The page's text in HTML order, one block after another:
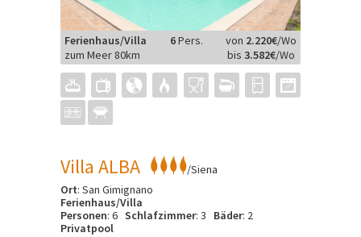
Ferienhaus/Villa 6Pers. von 2.220€/Wo
bis 3.582€/Wo
zum Meer 80km
Villa ALBA
/Siena
Ort: San Gimignano
Ferienhaus/Villa
Personen: 6 Schlafzimmer: 3 Bäder: 2
Privatpool